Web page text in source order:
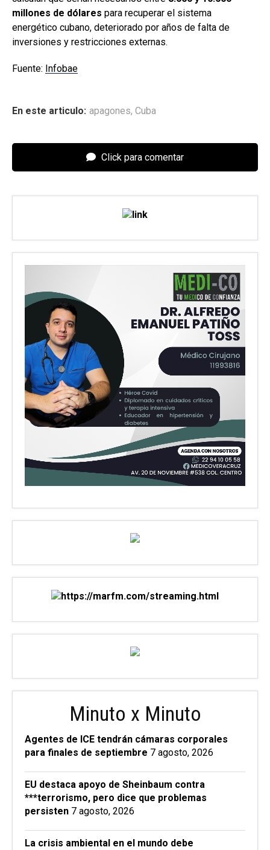
millones de dólares para recuperar el sistema
energético cubano, deteriorado por años de falta de
inversiones y restricciones externas.
Fuente: Infobae
En este articulo: apagones, Cuba
Click para comentar
Minuto x Minuto
Agentes de ICE tendrán cámaras corporales
para finales de septiembre 7 agosto, 2026
EU destaca apoyo de Sheinbaum contra
***terrorismo, pero dice que problemas
persisten 7 agosto, 2026
La crisis ambiental en el mundo debe